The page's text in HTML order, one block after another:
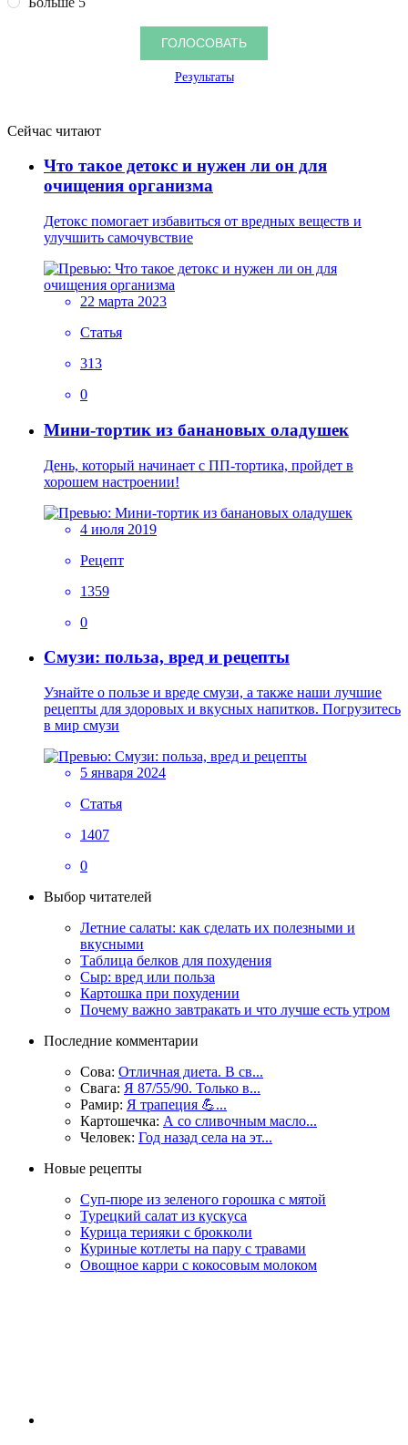
Результаты
Сейчас читают
Что такое детокс и нужен ли он для
очищения организма
Детокс помогает избавиться от вредных веществ и
улучшить самочувствие
22 марта 2023
Статья
313
0
Мини-тортик из банановых оладушек
День, который начинает с ПП-тортика, пройдет в
хорошем настроении!
4 июля 2019
Рецепт
1359
0
Смузи: польза, вред и рецепты
Узнайте о пользе и вреде смузи, а также наши лучшие
рецепты для здоровых и вкусных напитков. Погрузитесь
в мир смузи
5 января 2024
Статья
1407
0
Выбор читателей
Летние салаты: как сделать их полезными и
вкусными
Таблица белков для похудения
Сыр: вред или польза
Картошка при похудении
Почему важно завтракать и что лучше есть утром
Последние комментарии
Сова: Отличная диета. В св...
Свага: Я 87/55/90. Только в...
Рамир: Я трапеция 💪...
Картошечка: А со сливочным масло...
Человек: Год назад села на эт...
Новые рецепты
Суп-пюре из зеленого горошка с мятой
Турецкий салат из кускуса
Курица терияки с брокколи
Куриные котлеты на пару с травами
Овощное карри с кокосовым молоком